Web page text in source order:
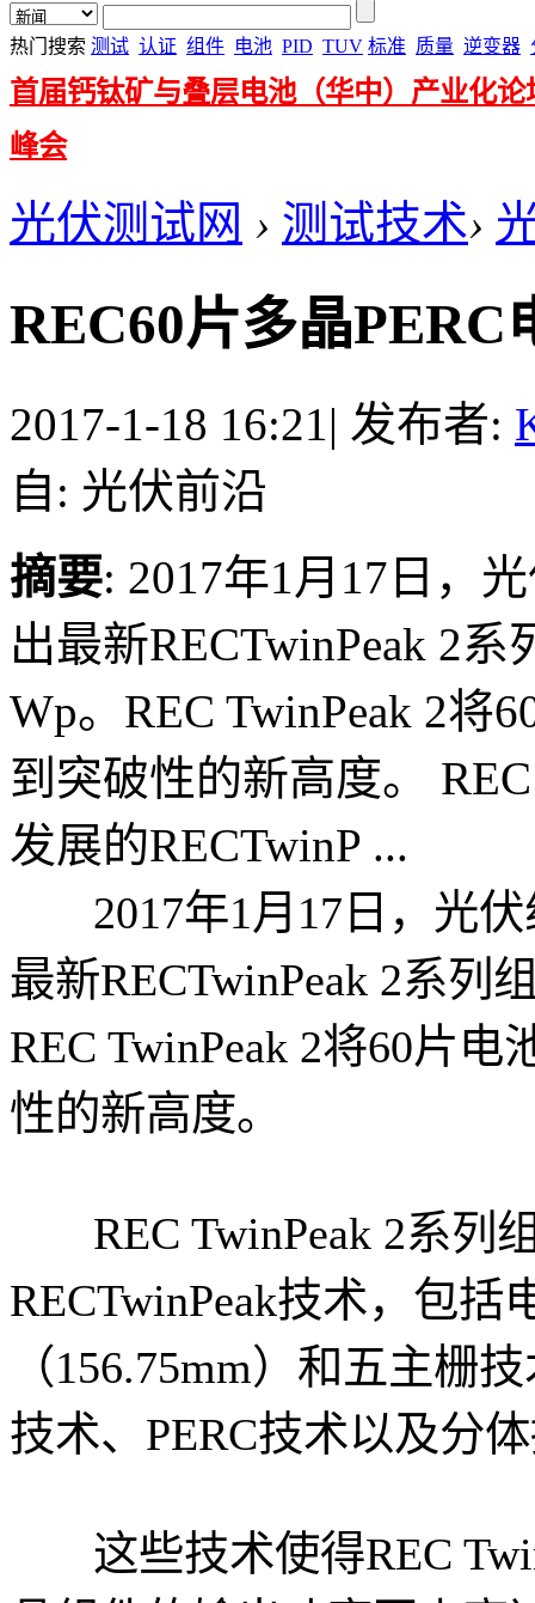
热门搜索 测试 认证 组件 电池 PID TUV 标准 质量 逆变器
首届钙钛矿与叠层电池（华中）产业化论
峰会
光伏测试网 › 测试技术›
REC60片多晶PERC
2017-1-18 16:21| 发布者:
自: 光伏前沿
摘要: 2017年1月17日，
出最新RECTwinPeak 2
Wp。REC TwinPeak 2将
到突破性的新高度。
发展的RECTwinP ...
2017年1月17日，光伏
最新RECTwinPeak 2系列
REC TwinPeak 2将60片
性的新高度。
REC TwinPeak 2系列
RECTwinPeak技术，包
（156.75mm）和五主栅
技术、PERC技术以及分
这些技术使得REC